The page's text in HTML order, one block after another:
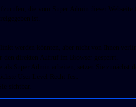
die vom Super Admin dieser Webseite
ist.
werden könnten, aber nicht von Ihnen
den direkten Aufruf im Browser gesperrt.
als Super Admin arbeiten, setzen Sie zunächst
User Level Recht fest.
sichtbar.